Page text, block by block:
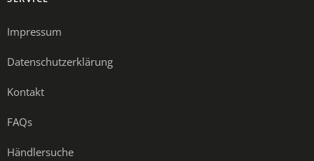
Impressum
Datenschutzerklärung
Kontakt
FAQs
Händlersuche